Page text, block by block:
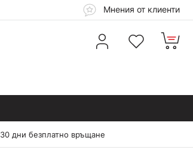
Мнения от клиенти
30 дни безплатно връщане